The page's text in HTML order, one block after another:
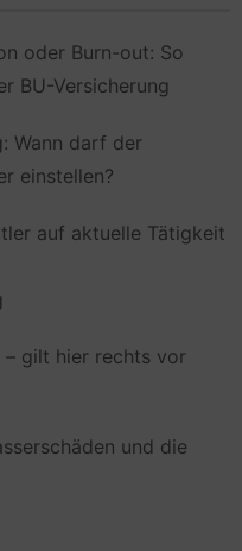
oder Burn-out: So
BU-Versicherung
Wann darf der
einstellen?
auf aktuelle Tätigkeit
gilt hier rechts vor
und die